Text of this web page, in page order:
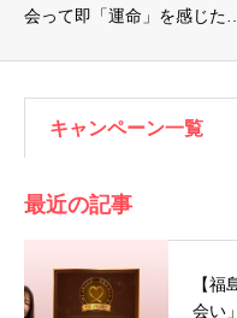
会って即「運命」を感じた…
キャンペーン一覧
最近の記事
【
会い